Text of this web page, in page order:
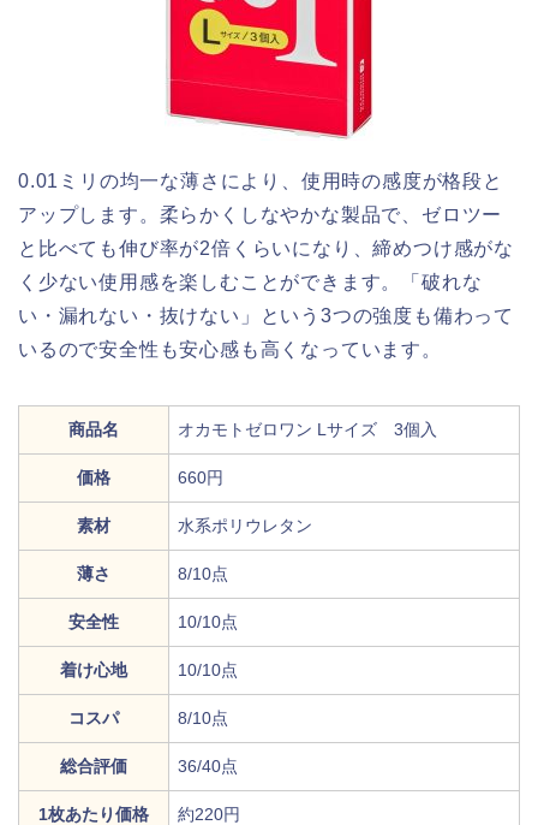
0.01ミリの均一な薄さにより、使用時の感度が格段と
アップします。柔らかくしなやかな製品で、ゼロツー
と比べても伸び率が2倍くらいになり、締めつけ感がな
く少ない使用感を楽しむことができます。「破れな
い・漏れない・抜けない」という3つの強度も備わって
いるので安全性も安心感も高くなっています。
商品名 オカモトゼロワン Lサイズ 3個入
価格 660円
素材 水系ポリウレタン
薄さ 8/10点
安全性 10/10点
着け心地 10/10点
コスパ 8/10点
総合評価 36/40点
1枚あたり価格 約220円